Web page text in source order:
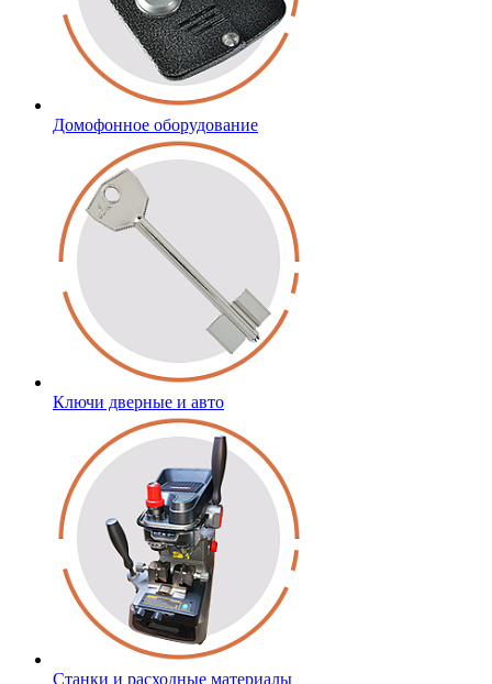
Домофонное оборудование
Ключи дверные и авто
Станки и расходные материалы